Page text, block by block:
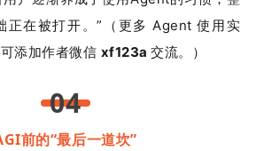
正在被打开。”（ 更多 Agent 使用实
添加作者微信 xf123a 交流。）
04
前的“最后一道坎”